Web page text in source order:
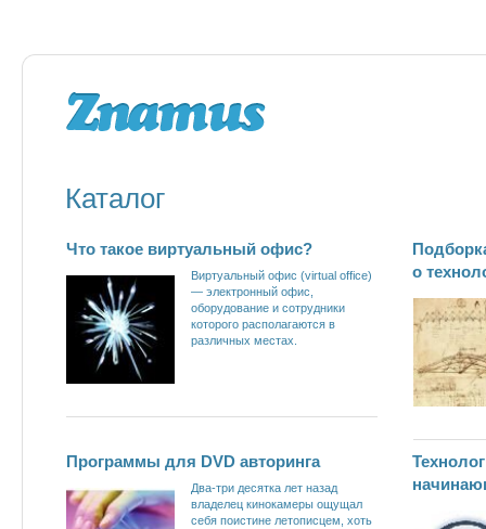
Каталог
Что такое виртуальный офис?
Виртуальный офис (virtual office)
— электронный офис,
оборудование и сотрудники
которого располагаются в
различных местах.
о
Программы для DVD авторинга
Два-три десятка лет назад
владелец кинокамеры ощущал
себя поистине летописцем, хоть